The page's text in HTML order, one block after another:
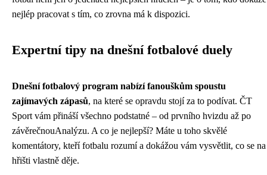
nejlép pracovat s tím, co zrovna má k dispozici.
Expertní tipy na dnešní fotbalové duely
Dnešní fotbalový program nabízí fanouškům spoustu
zajímavých zápasů, na které se opravdu stojí za to podívat. ČT
Sport vám přináší všechno podstatné – od prvního hvizdu až po
závěrečnouAnalýzu. A co je nejlepší? Máte u toho skvělé
komentátory, kteří fotbalu rozumí a dokážou vám vysvětlit, co se na
hřišti vlastně děje.